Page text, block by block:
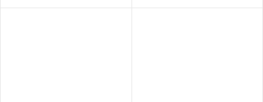
průřez nabývá výrazného
ze dvou kovových částí, které